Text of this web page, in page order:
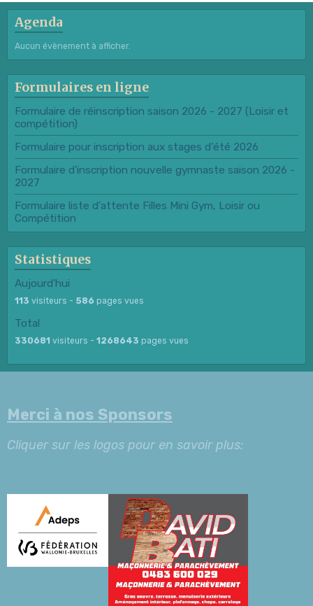
Agenda
Aucun évènement à afficher.
Formulaires en ligne
Formulaire de réinscription saison 2026 - 2027 (Loisir et
compétition)
Formulaire pour inscription aux stages d'été 2026
Formulaire d'inscription nouvelle gymnaste saison 2026 -
2027
Formulaire liste d'attente Filles Mini Gym, Loisir ou
Compétition
Statistiques
Aujourd'hui
113 visiteurs - 586 pages vues
Total
330681 visiteurs - 1268643 pages vues
Merci à nos Sponsors
Cliquer sur les logos pour en savoir plus: